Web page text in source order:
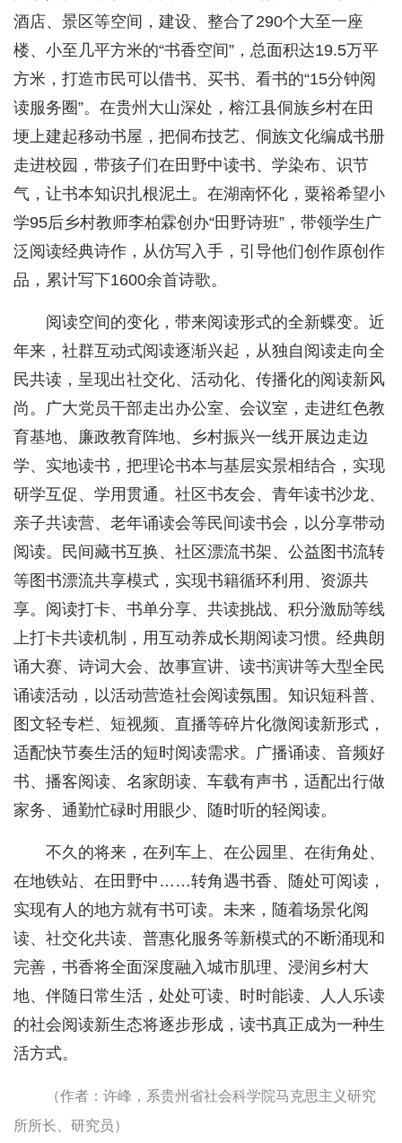
酒店、景区等空间，建设、整合了290个大至一座
楼、小至几平方米的“书香空间”，总面积达19.5万平
方米，打造市民可以借书、买书、看书的“15分钟阅
读服务圈”。在贵州大山深处，榕江县侗族乡村在田
埂上建起移动书屋，把侗布技艺、侗族文化编成书册
走进校园，带孩子们在田野中读书、学染布、识节
气，让书本知识扎根泥土。在湖南怀化，粟裕希望小
学95后乡村教师李柏霖创办“田野诗班”，带领学生广
泛阅读经典诗作，从仿写入手，引导他们创作原创作
品，累计写下1600余首诗歌。
阅读空间的变化，带来阅读形式的全新蝶变。近
年来，社群互动式阅读逐渐兴起，从独自阅读走向全
民共读，呈现出社交化、活动化、传播化的阅读新风
尚。广大党员干部走出办公室、会议室，走进红色教
育基地、廉政教育阵地、乡村振兴一线开展边走边
学、实地读书，把理论书本与基层实景相结合，实现
研学互促、学用贯通。社区书友会、青年读书沙龙、
亲子共读营、老年诵读会等民间读书会，以分享带动
阅读。民间藏书互换、社区漂流书架、公益图书流转
等图书漂流共享模式，实现书籍循环利用、资源共
享。阅读打卡、书单分享、共读挑战、积分激励等线
上打卡共读机制，用互动养成长期阅读习惯。经典朗
诵大赛、诗词大会、故事宣讲、读书演讲等大型全民
诵读活动，以活动营造社会阅读氛围。知识短科普、
图文轻专栏、短视频、直播等碎片化微阅读新形式，
适配快节奏生活的短时阅读需求。广播诵读、音频好
书、播客阅读、名家朗读、车载有声书，适配出行做
家务、通勤忙碌时用眼少、随时听的轻阅读。
不久的将来，在列车上、在公园里、在街角处、
在地铁站、在田野中……转角遇书香、随处可阅读，
实现有人的地方就有书可读。未来，随着场景化阅
读、社交化共读、普惠化服务等新模式的不断涌现和
完善，书香将全面深度融入城市肌理、浸润乡村大
地、伴随日常生活，处处可读、时时能读、人人乐读
的社会阅读新生态将逐步形成，读书真正成为一种生
活方式。
（作者：许峰，系贵州省社会科学院马克思主义研究
所所长、研究员）